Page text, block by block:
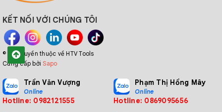
KẾT NỐI VỚI CHÚNG TÔI
© Bản quyền thuộc về HTV Tools
Cung cấp bởiSapo
Trần Văn Vượng
Online
Hotline: 0982121555
Phạm Thị Hồng Mây
Online
Hotline: 0869095656